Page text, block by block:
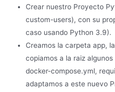
Crear nuestro Proyecto
custom-users), con su
caso usando Python 3.9).
Creamos la carpeta app,
copiamos a la raiz
docker-compose.yml,
adaptamos a este nuevo